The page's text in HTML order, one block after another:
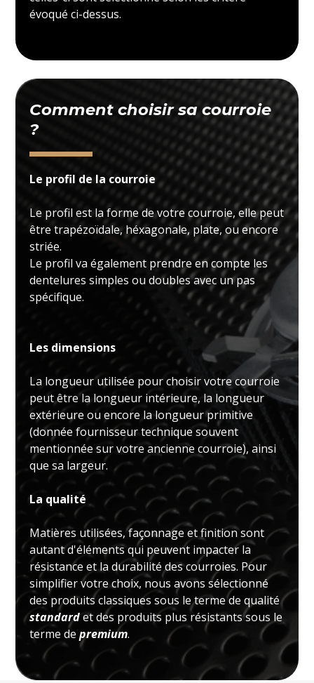
évoqué ci-dessus.
Comment choisir sa courroie
?
Le profil de la courroie
Le profil est la forme de votre courroie, elle peut
être trapézoïdale, héxagonale, plate, ou encore
striée.
Le profil va également prendre en compte les
dentelures simples ou doubles avec un pas
spécifique.
Les dimensions
La longueur utilisée pour choisir votre courroie
peut être la longueur intérieure, la longueur
extérieure ou encore la longueur primitive
(donnée fournisseur technique souvent
mentionnée sur votre ancienne courroie), ainsi
que sa largeur.
La qualité
Matières utilisées, façonnage et finition sont
autant d'éléments qui peuvent impacter la
résistance et la durabilité des courroies. Pour
simplifier votre choix, nous avons sélectionné
des produits classiques sous le terme de qualité
standardet des produits plus résistants sous le
terme depremium.